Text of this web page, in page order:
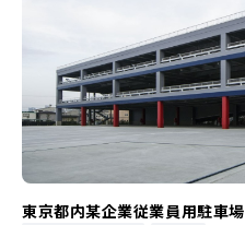
東京都内某企業従業員用駐車場